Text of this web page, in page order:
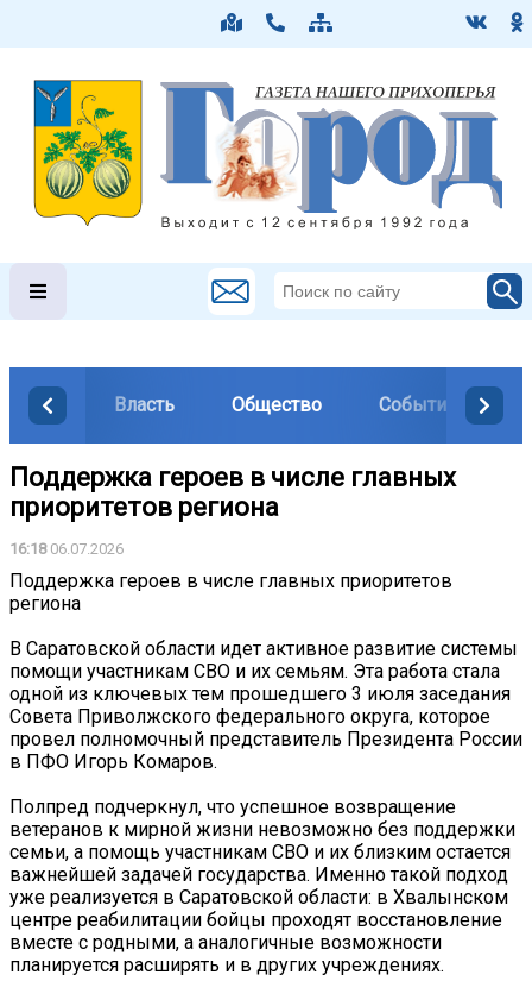
Власть Общество События
Поддержка героев в числе главных
приоритетов региона
16:1806.07.2026
Поддержка героев в числе главных приоритетов
региона
В Саратовской области идет активное развитие системы
помощи участникам СВО и их семьям. Эта работа стала
одной из ключевых тем прошедшего 3 июля заседания
Совета Приволжского федерального округа, которое
провел полномочный представитель Президента России
в ПФО Игорь Комаров.
Полпред подчеркнул, что успешное возвращение
ветеранов к мирной жизни невозможно без поддержки
семьи, а помощь участникам СВО и их близким остается
важнейшей задачей государства. Именно такой подход
уже реализуется в Саратовской области: в Хвалынском
центре реабилитации бойцы проходят восстановление
вместе с родными, а аналогичные возможности
планируется расширять и в других учреждениях.